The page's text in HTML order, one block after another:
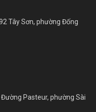
Tây Sơn, phường Đống
Đường Pasteur, phường Sài